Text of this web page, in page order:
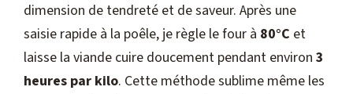
dimension de tendreté et de saveur. Après une
saisie rapide à la poêle, je règle le four à 80°C et
laisse la viande cuire doucement pendant environ 3
heures par kilo. Cette méthode sublime même les